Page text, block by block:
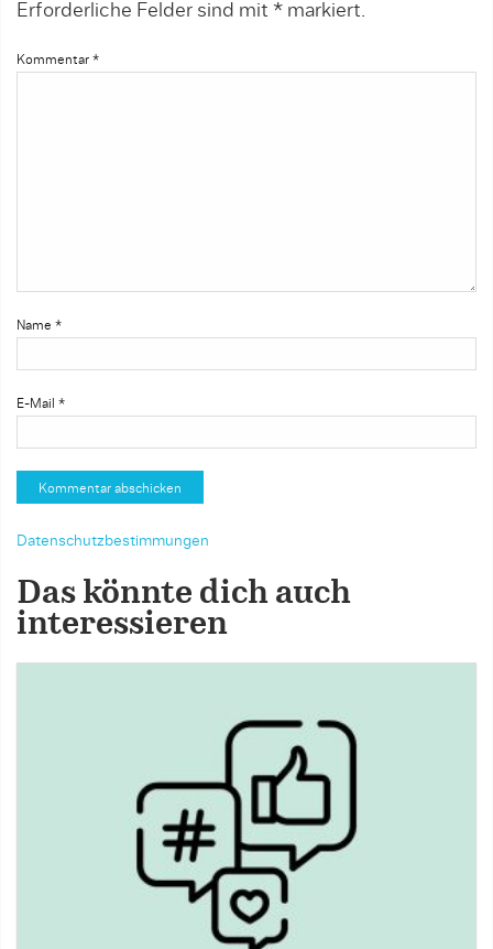
Erforderliche Felder sind mit * markiert.
Kommentar *
Name *
E-Mail *
Datenschutzbestimmungen
Das könnte dich auch
interessieren